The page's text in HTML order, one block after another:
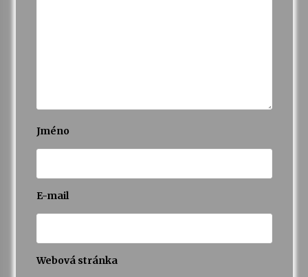
Jméno
E-mail
Webová stránka